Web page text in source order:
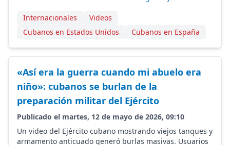
Internacionales
Videos
Cubanos en Estados Unidos
Cubanos en España
«Así era la guerra cuando mi abuelo era
niño»: cubanos se burlan de la
preparación militar del Ejército
Publicado el martes, 12 de mayo de 2026, 09:10
Un video del Ejército cubano mostrando viejos tanques y
armamento anticuado generó burlas masivas. Usuarios